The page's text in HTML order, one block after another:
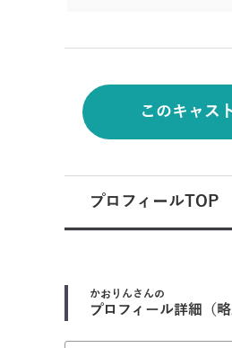
このキャス
プロフィールTOP
かおりん さんの
プロフィール詳細（略